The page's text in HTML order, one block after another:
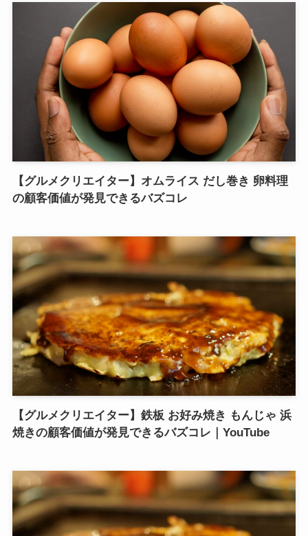
【グルメクリエイター】オムライス だし巻き 卵料理
の顧客価値が発見できるバズコレ
【グルメクリエイター】鉄板 お好み焼き もんじゃ 浜
焼きの顧客価値が発見できるバズコレ｜YouTube